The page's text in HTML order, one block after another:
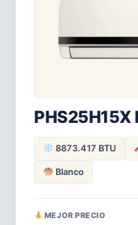
PHS25H15X
8873.417 BTU
Blanco
MEJOR PRECIO